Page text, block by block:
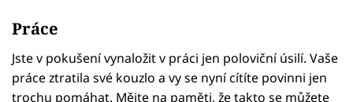
Práce
Jste v pokušení vynaložit v práci jen poloviční úsilí. Vaše
práce ztratila své kouzlo a vy se nyní cítíte povinni jen
trochu pomáhat. Mějte na paměti, že takto se můžete